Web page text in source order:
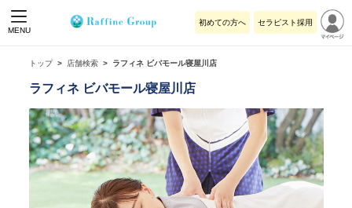
MENU
初めての方へ セラピスト採用
トップ 店舗検索 ラフィネ ビバモール寝屋川店
ラフィネ ビバモール寝屋川店